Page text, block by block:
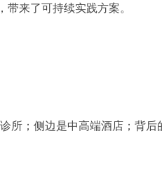
来了可持续实践方案。
所；侧边是中高端酒店；背